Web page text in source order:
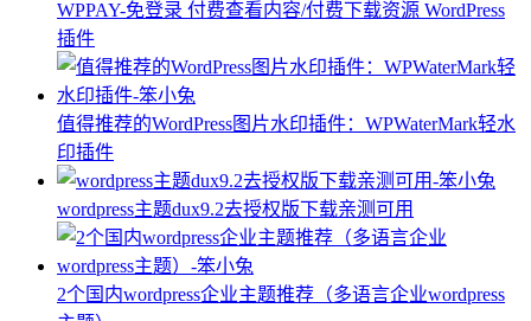
WPPAY-免登录 付费查看内容/付费下载资源 WordPress
插件
值得推荐的WordPress图片水印插件：WPWaterMark轻水
印插件
wordpress主题dux9.2去授权版下载亲测可用
2个国内wordpress企业主题推荐（多语言企业wordpress